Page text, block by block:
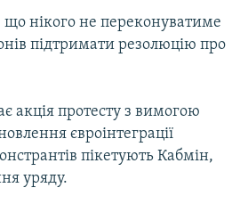
нікого не переконуватиме
підтримати резолюцію про
акція протесту з вимогою
євроінтеграції
пікетують Кабмін,
уряду.